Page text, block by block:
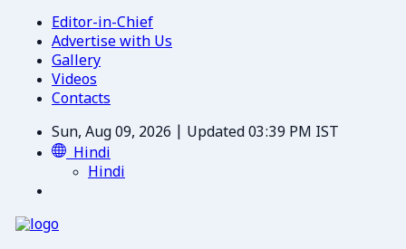
Editor-in-Chief
Advertise with Us
Gallery
Videos
Contacts
Sun, Aug 09, 2026 | Updated 03:39 PM IST
Hindi
Hindi